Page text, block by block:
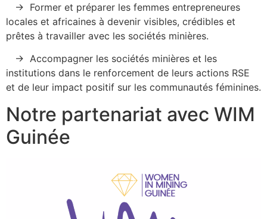
→ Former et préparer les femmes entrepreneures
locales et africaines à devenir visibles, crédibles et
prêtes à travailler avec les sociétés minières.
→ Accompagner les sociétés minières et les
institutions dans le renforcement de leurs actions RSE
et de leur impact positif sur les communautés féminines.
Notre partenariat avec WIM
Guinée